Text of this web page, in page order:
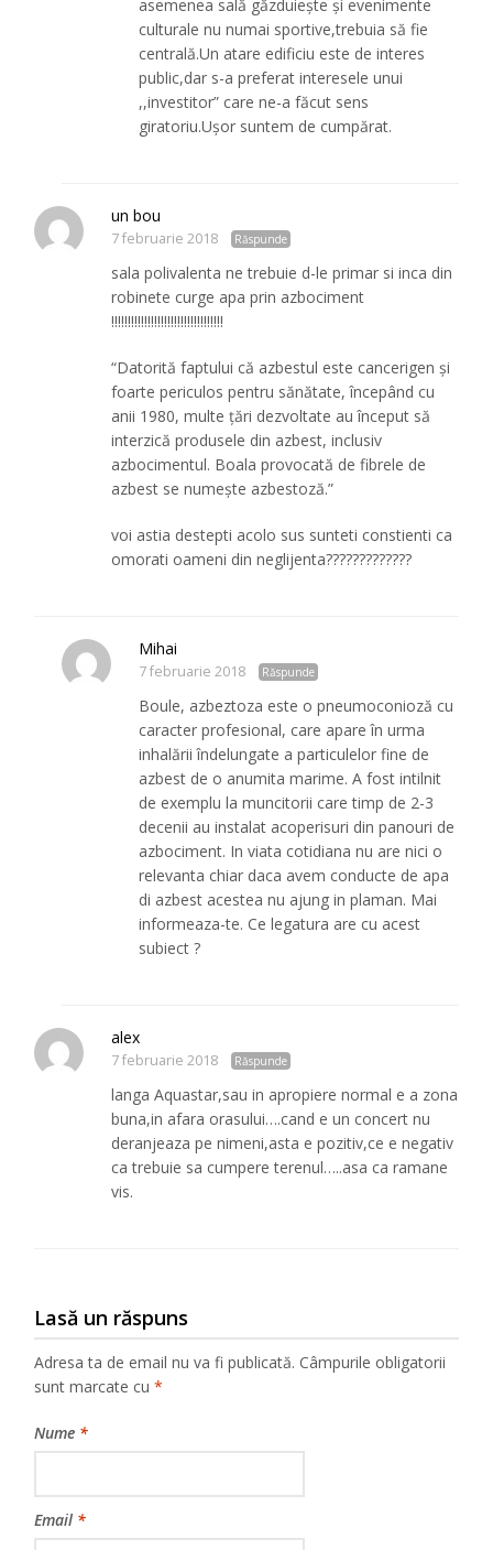
asemenea sală găzduieşte şi evenimente
culturale nu numai sportive,trebuia să fie
centrală.Un atare edificiu este de interes
public,dar s-a preferat interesele unui
,,investitor” care ne-a făcut sens
giratoriu.Uşor suntem de cumpărat.
un bou
7 februarie 2018 Răspunde
sala polivalenta ne trebuie d-le primar si inca din
robinete curge apa prin azbociment
!!!!!!!!!!!!!!!!!!!!!!!!!!!!!!!!!!
“Datorită faptului că azbestul este cancerigen și
foarte periculos pentru sănătate, începând cu
anii 1980, multe țări dezvoltate au început să
interzică produsele din azbest, inclusiv
azbocimentul. Boala provocată de fibrele de
azbest se numește azbestoză.”
voi astia destepti acolo sus sunteti constienti ca
omorati oameni din neglijenta?????????????
Mihai
7 februarie 2018 Răspunde
Boule, azbeztoza este o pneumoconioză cu
caracter profesional, care apare în urma
inhalării îndelungate a particulelor fine de
azbest de o anumita marime. A fost intilnit
de exemplu la muncitorii care timp de 2-3
decenii au instalat acoperisuri din panouri de
azbociment. In viata cotidiana nu are nici o
relevanta chiar daca avem conducte de apa
di azbest acestea nu ajung in plaman. Mai
informeaza-te. Ce legatura are cu acest
subiect ?
alex
7 februarie 2018 Răspunde
langa Aquastar,sau in apropiere normal e a zona
buna,in afara orasului….cand e un concert nu
deranjeaza pe nimeni,asta e pozitiv,ce e negativ
ca trebuie sa cumpere terenul…..asa ca ramane
vis.
Lasă un răspuns
Adresa ta de email nu va fi publicată. Câmpurile obligatorii
sunt marcate cu*
Nume *
Email *